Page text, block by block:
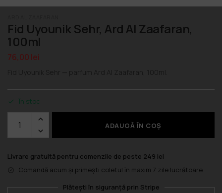
Fid Uyounik Sehr, Ard Al Zaafaran,
100ml
76,00 lei
În stoc
ADAUGĂ ÎN COȘ
Livrare gratuită pentru comenzile de peste 249 lei
Comandă acum și primești coletul în maxim 7 zile lucrătoare
Plătești în siguranță prin Stripe